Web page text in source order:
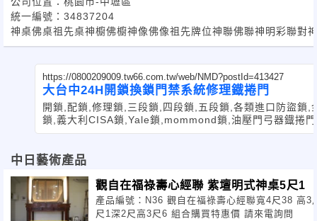
公道
歡迎同行與相關產業 神桌店 佛具店 地理師
合作
統一編號：34837204
神桌佛桌祖先桌神櫥佛櫥神像佛像祖先牌位神聯佛聯神明彩聯對
https://0800209009.tw66.com.tw/web/NMD?postId=413427
大台中24H開鎖換鎖門禁系統修理鐡捲門
開鎖,配鎖,修理鎖,三段鎖,四段鎖,五段鎖,各類進口防盜鎖,
鎖,義大利CISA鎖,Yale鎖,mommond鎖,油壓門弓器 鐡捲
中日藝術產品
觀自在福祿壽心經聯 紫壇明式神桌5尺1
產品編號：N36 觀自在福祿壽心經聯寬4尺38 高3尺5 紫檀明式神桌 寬5
尺1深2尺高3尺6 組合購買特惠價 請來電詢問